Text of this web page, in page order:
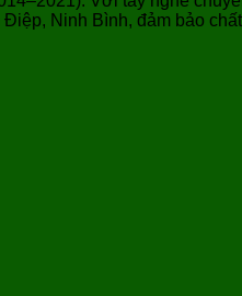
Ninh Bình, đảm bảo